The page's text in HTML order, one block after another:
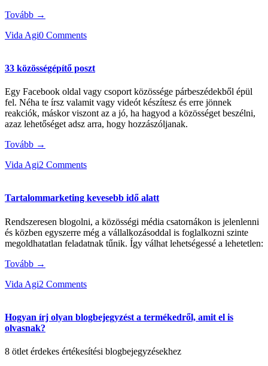
Tovább →
Vida Agi0 Comments
33 közösségépítő poszt
Egy Facebook oldal vagy csoport közössége párbeszédekből épül
fel. Néha te írsz valamit vagy videót készítesz és erre jönnek
reakciók, máskor viszont az a jó, ha hagyod a közösséget beszélni,
azaz lehetőséget adsz arra, hogy hozzászóljanak.
Tovább →
Vida Agi2 Comments
Tartalommarketing kevesebb idő alatt
Rendszeresen blogolni, a közösségi média csatornákon is jelenlenni
és közben egyszerre még a vállalkozásoddal is foglalkozni szinte
megoldhatatlan feladatnak tűnik. Így válhat lehetségessé a lehetetlen:
Tovább →
Vida Agi2 Comments
Hogyan írj olyan blogbejegyzést a termékedről, amit el is
olvasnak?
8 ötlet érdekes értékesítési blogbejegyzésekhez